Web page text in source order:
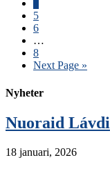
5
6
…
8
Next Page »
Nyheter
Nuoraid Lávdi
18 januari, 2026